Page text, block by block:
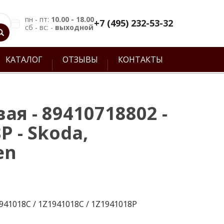
пн - пт: 10.00 - 18.00
сб - вс: - выходной+7 (495) 232-53-32
КАТАЛОГ ОТЗЫВЫ КОНТАКТЫ
- 89410718802 -
- Skoda,
/ 1Z1941018C / 1Z1941018P